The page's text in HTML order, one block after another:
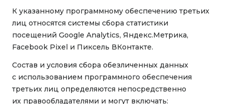
К указанному программному обеспечению третьих
лиц относятся системы сбора статистики
посещений Google Analytics, Яндекс.Метрика,
Facebook Pixel и Пиксель ВКонтакте.
Состав и условия сбора обезличенных данных
с использованием программного обеспечения
третьих лиц определяются непосредственно
их правообладателями и могут включать: